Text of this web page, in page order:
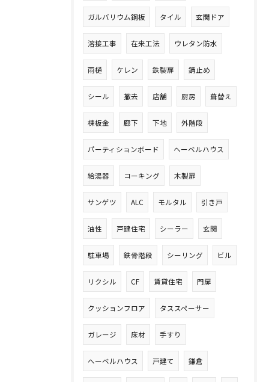
ガルバリウム鋼板 タイル 玄関ドア
溶接工事 在来工法 ウレタン防水
雨樋 ケレン 鉄製扉 錆止め
シール 撤去 店舗 厨房 葺替え
棟板金 廊下 下地 外階段
パーティションボード ヘーベルハウス
給湯器 コーキング 木製扉
サンゲツ ALC モルタル 引き戸
油性 戸建住宅 シーラー 玄関
駐車場 鉄骨階段 シーリング ビル
リクシル CF 賃貸住宅 門扉
クッションフロア タススペーサー
ガレージ 床材 手すり
へーベルハウス 戸建て 鎌倉